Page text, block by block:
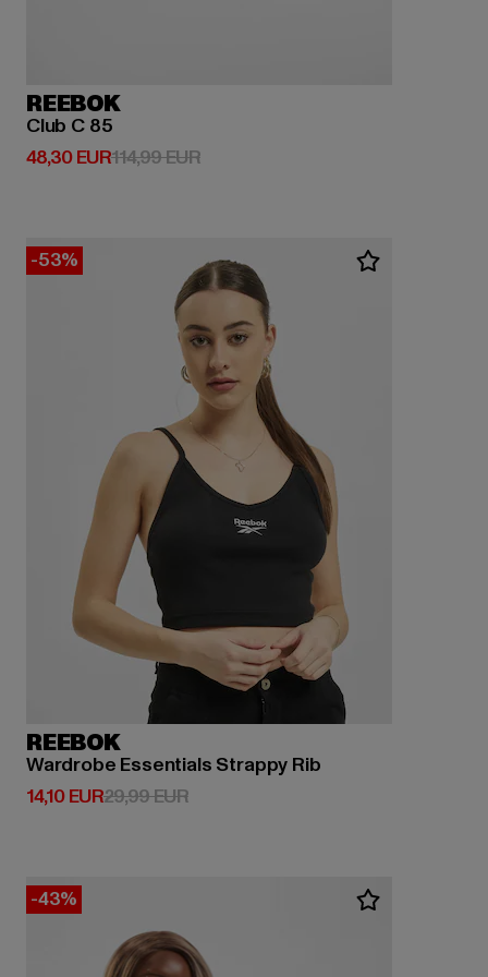
REEBOK
Club C 85
48,30 EUR
Derzeitiger Preis: 48,30 EUR
114,99 EURAktionspreis: 114,99 EUR
-53%
REEBOK
Wardrobe Essentials Strappy Rib
14,10 EUR
Derzeitiger Preis: 14,10 EUR
29,99 EURAktionspreis: 29,99 EUR
-43%